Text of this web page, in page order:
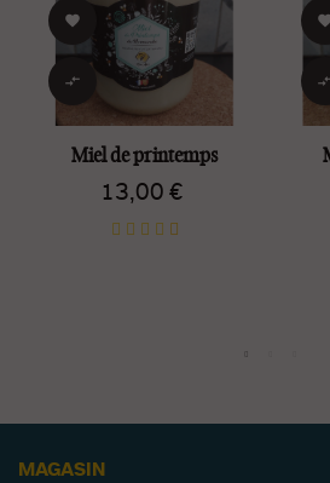


Miel de printemps
13,00 €
MAGASIN